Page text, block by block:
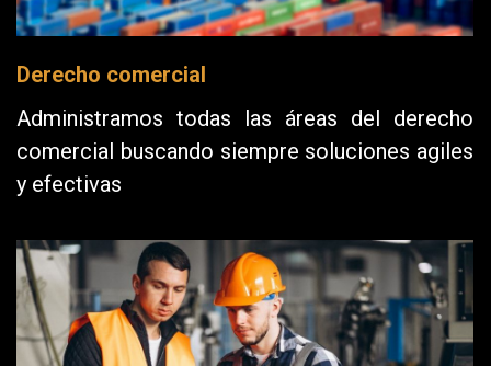
Derecho comercial
Administramos todas las áreas del derecho
comercial buscando siempre soluciones agiles
y efectivas